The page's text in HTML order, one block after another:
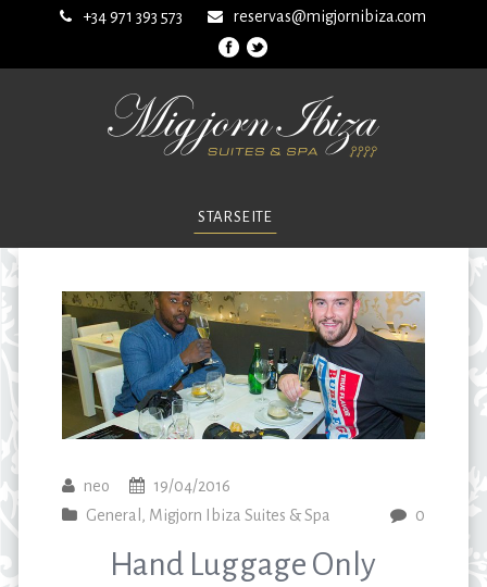
+34 971 393 573 reservas@migjornibiza.com
STARSEITE
neo
19/04/2016
General , Migjorn Ibiza Suites & Spa 0
Hand Luggage Only